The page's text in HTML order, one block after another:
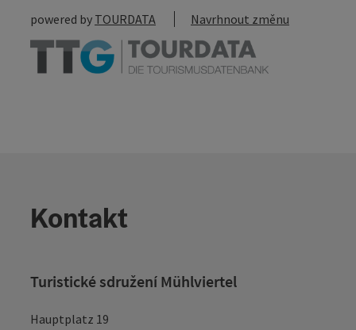
powered by TOURDATA Navrhnout změnu
Kontakt
Turistické sdružení Mühlviertel
Hauptplatz 19